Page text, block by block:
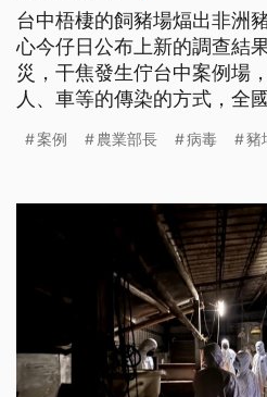
台中梧棲的飼豬場煏出非洲
心今仔日公布上新的調查結
災，干焦發生佇台中案例場
人、車等的傳染的方式，全
當解除，禁運、禁刣咧?指
初7就解禁。
案例 農業部長 病毒 豬